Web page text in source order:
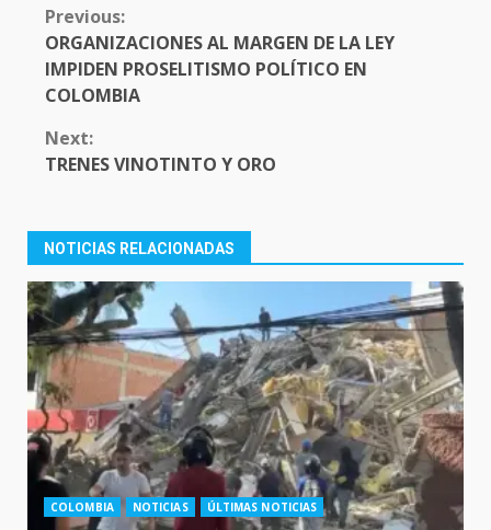
CONTINUE
READING
Previous:
ORGANIZACIONES AL MARGEN DE LA LEY
IMPIDEN PROSELITISMO POLÍTICO EN
COLOMBIA
Next:
TRENES VINOTINTO Y ORO
NOTICIAS RELACIONADAS
COLOMBIA NOTICIAS ÚLTIMAS NOTICIAS